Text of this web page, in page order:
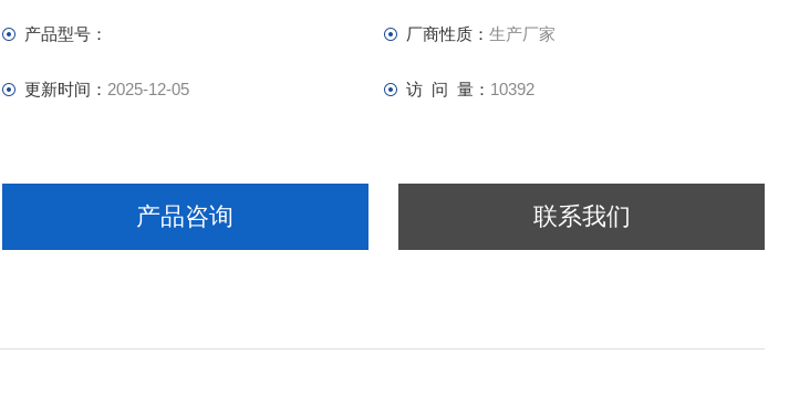
产品型号： 厂商性质： 生产厂家
更新时间： 2025-12-05 访 问 量： 10392
产品咨询 联系我们